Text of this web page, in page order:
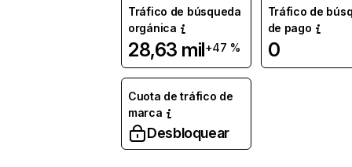
Tráfico de búsqueda
orgánica
28,63 mil+47 %
Tráfico de
de pago
0
Cuota de tráfico de
marca
Desbloquear